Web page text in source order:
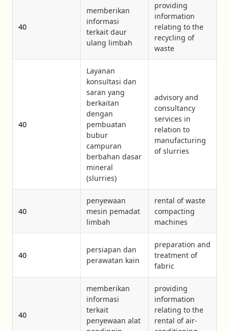
40
memberikan
informasi
terkait daur
ulang limbah
providing
information
relating to the
recycling of
waste
40
Layanan
konsultasi dan
saran yang
berkaitan
dengan
pembuatan
bubur
campuran
berbahan dasar
mineral
(slurries)
advisory and
consultancy
services in
relation to
manufacturing
of slurries
40
penyewaan
mesin pemadat
limbah
rental of waste
compacting
machines
40
persiapan dan
perawatan kain
preparation and
treatment of
fabric
40
memberikan
informasi
terkait
penyewaan alat
providing
information
relating to the
rental of air-